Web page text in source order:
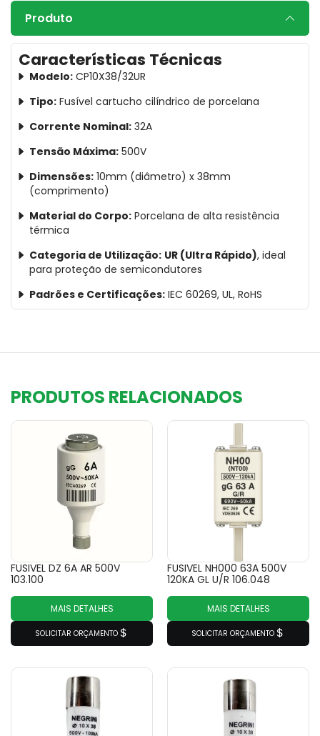
Produto
Características Técnicas
Modelo: CP10X38/32UR
Tipo: Fusível cartucho cilíndrico de porcelana
Corrente Nominal: 32A
Tensão Máxima: 500V
Dimensões: 10mm (diâmetro) x 38mm
(comprimento)
Material do Corpo: Porcelana de alta resistência
térmica
Categoria de Utilização: UR (Ultra Rápido), ideal
para proteção de semicondutores
Padrões e Certificações: IEC 60269, UL, RoHS
PRODUTOS RELACIONADOS
FUSIVEL DZ 6A AR 500V
103.100
MAIS DETALHES
SOLICITAR ORÇAMENTO
FUSIVEL NH000 63A 500V
120KA GL U/R 106.048
MAIS DETALHES
SOLICITAR ORÇAMENTO